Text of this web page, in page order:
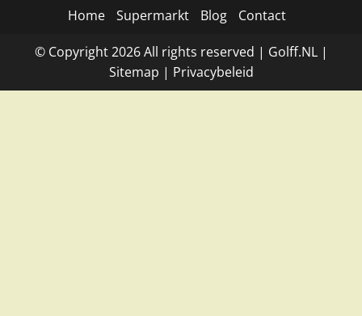
Home Supermarkt Blog Contact
© Copyright2026All rights reserved | Golff.NL|
Sitemap | Privacybeleid